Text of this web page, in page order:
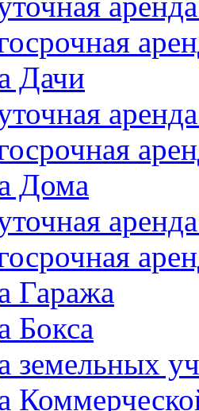
Дачи
Дома
Гаража
Бокса
земельных